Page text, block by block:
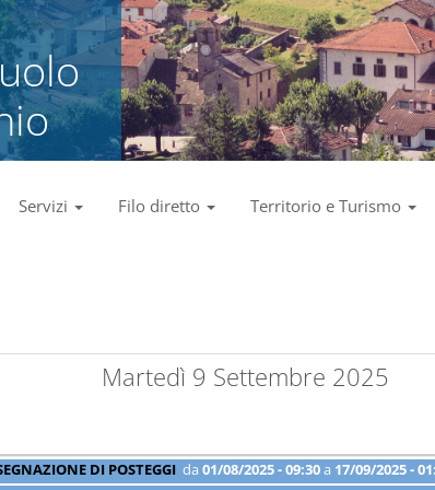
Servizi Filo diretto Territorio e Turismo
Martedì 9 Settembre 2025
DI POSTEGGI da 01/08/2025 - 09:30a 17/09/2025 -